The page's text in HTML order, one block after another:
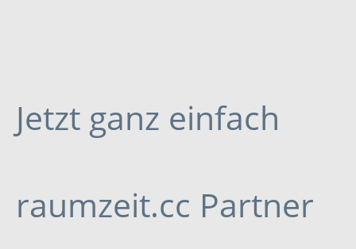
Jetzt ganz einfach
raumzeit.cc Partner